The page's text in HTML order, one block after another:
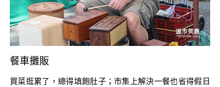
餐車攤販
買菜逛累了，總得填飽肚子；市集上解決一餐也省得假日